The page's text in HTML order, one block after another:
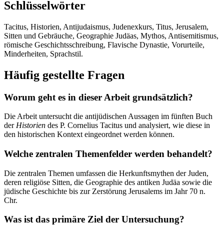
Schlüsselwörter
Tacitus, Historien, Antijudaismus, Judenexkurs, Titus, Jerusalem,
Sitten und Gebräuche, Geographie Judäas, Mythos, Antisemitismus,
römische Geschichtsschreibung, Flavische Dynastie, Vorurteile,
Minderheiten, Sprachstil.
Häufig gestellte Fragen
Worum geht es in dieser Arbeit grundsätzlich?
Die Arbeit untersucht die antijüdischen Aussagen im fünften Buch
der Historien des P. Cornelius Tacitus und analysiert, wie diese in
den historischen Kontext eingeordnet werden können.
Welche zentralen Themenfelder werden behandelt?
Die zentralen Themen umfassen die Herkunftsmythen der Juden,
deren religiöse Sitten, die Geographie des antiken Judäa sowie die
jüdische Geschichte bis zur Zerstörung Jerusalems im Jahr 70 n.
Chr.
Was ist das primäre Ziel der Untersuchung?